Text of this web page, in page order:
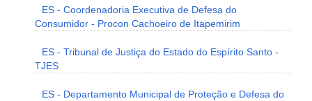
ES - Coordenadoria Executiva de Defesa do
Consumidor - Procon Cachoeiro de Itapemirim
ES - Tribunal de Justiça do Estado do Espírito Santo -
TJES
ES - Departamento Municipal de Proteção e Defesa do